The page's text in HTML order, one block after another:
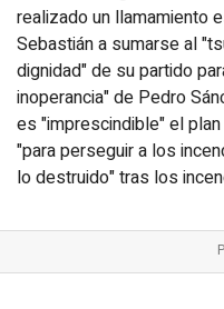
realizado un llamamiento
Sebastián a sumarse al
dignidad" de su partido
inoperancia" de Pedro
es "imprescindible" el
"para perseguir a los
lo destruido" tras los